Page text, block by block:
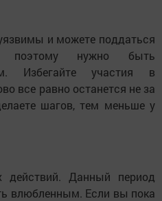
и можете поддаться
поэтому нужно быть
Избегайте участия в
все равно останется не за
шагов, тем меньше у
действий. Данный период
влюбленным. Если вы пока